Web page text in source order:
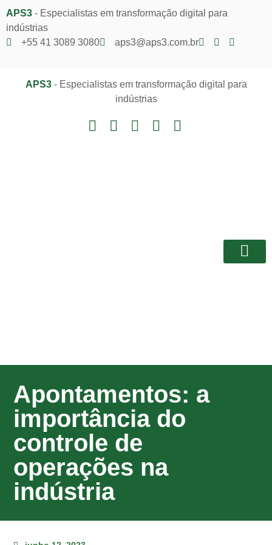
APS3 - Especialistas em transformação digital para
indústrias
+55 41 3089 3080
aps3@aps3.com.br
APS3- Especialistas em transformação digital para
indústrias
Apontamentos: a
importância do
controle de
operações na
indústria